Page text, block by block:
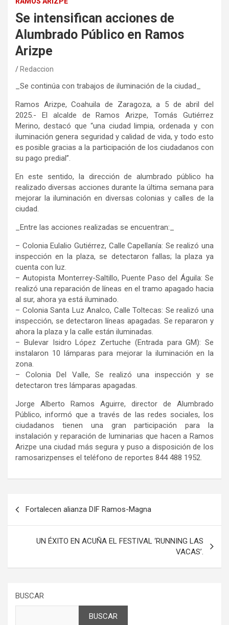
Se intensifican acciones de
Alumbrado Público en Ramos
Arizpe
Redaccion
_Se continúa con trabajos de iluminación de la ciudad_
Ramos Arizpe, Coahuila de Zaragoza, a 5 de abril del
2025.- El alcalde de Ramos Arizpe, Tomás Gutiérrez
Merino, destacó que “una ciudad limpia, ordenada y con
iluminación genera seguridad y calidad de vida, y todo esto
es posible gracias a la participación de los ciudadanos con
su pago predial”.
En este sentido, la dirección de alumbrado público ha
realizado diversas acciones durante la última semana para
mejorar la iluminación en diversas colonias y calles de la
ciudad.
_Entre las acciones realizadas se encuentran:_
– Colonia Eulalio Gutiérrez, Calle Capellanía: Se realizó una
inspección en la plaza, se detectaron fallas; la plaza ya
cuenta con luz.
– Autopista Monterrey-Saltillo, Puente Paso del Águila: Se
realizó una reparación de líneas en el tramo apagado hacia
al sur, ahora ya está iluminado.
– Colonia Santa Luz Analco, Calle Toltecas: Se realizó una
inspección, se detectaron líneas apagadas. Se repararon y
ahora la plaza y la calle están iluminadas.
– Bulevar Isidro López Zertuche (Entrada para GM): Se
instalaron 10 lámparas para mejorar la iluminación en la
zona.
– Colonia Del Valle, Se realizó una inspección y se
detectaron tres lámparas apagadas.
Jorge Alberto Ramos Aguirre, director de Alumbrado
Público, informó que a través de las redes sociales, los
ciudadanos tienen una gran participación para la
instalación y reparación de luminarias que hacen a Ramos
Arizpe una ciudad más segura y puso a disposición de los
ramosarizpenses el teléfono de reportes 844 488 1952.
entradas
Fortalecen alianza DIF Ramos-Magna
UN ÉXITO EN ACUÑA EL FESTIVAL ‘RUNNING LAS
VACAS’.
BUSCAR
BUSCAR